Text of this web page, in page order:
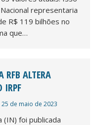
representaria
R$ 119 bilhões no
que…
RFB ALTERA
IRPF
25 de maio de 2023
(IN) foi publicada